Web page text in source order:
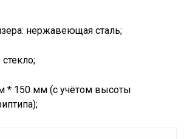
нержавеющая сталь;
* 150 мм (с учётом высоты